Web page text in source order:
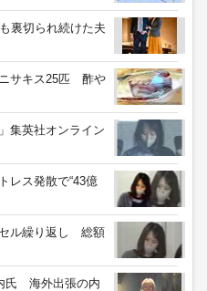
裏切られ続けた夫
ニサキス25匹 酢や
集英社オンライン
レス発散で“43億
ル繰り返し 総額
氏 海外出張の内